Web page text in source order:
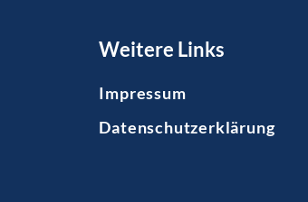
Weitere Links
Impressum
Datenschutzerklärung